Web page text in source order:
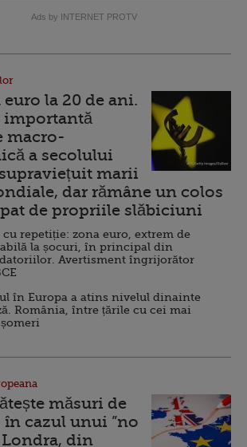
Ads by INTERNET PROTV
la 20 de ani.
importantă
macro-
a secolului
marii
dar rămâne un colos
de propriile slăbiciuni
repetiție: zona euro, extrem de
la șocuri, în principal din
Avertisment îngrijorător
în Europa a atins nivelul dinainte
România, între țările cu cei mai
măsuri de
în cazul unui ”no
Londra, din